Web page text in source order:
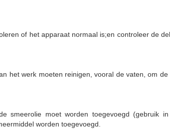
of het apparaat normaal is;en controleer de
het werk moeten reinigen, vooral de vaten, om
smeerolie moet worden toegevoegd (gebruik
worden toegevoegd.